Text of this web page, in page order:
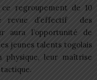
ce regroupement de 10
revue d’effectif des
aura l’opportunité de
jeunes talents togolais
leur maîtrise
tactique.